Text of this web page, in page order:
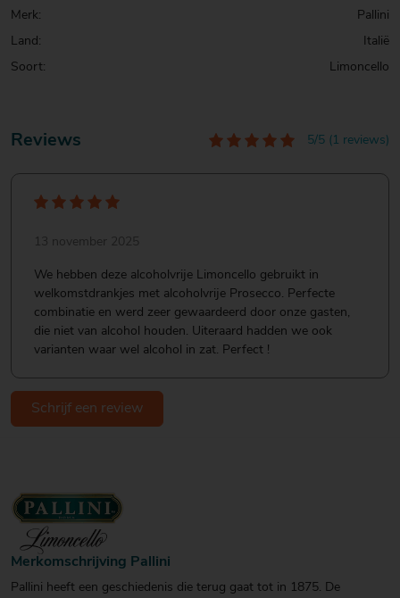
Reviews 5/5 (1 reviews)
13 november 2025
We hebben deze alcoholvrije Limoncello gebruikt in
welkomstdrankjes met alcoholvrije Prosecco. Perfecte
combinatie en werd zeer gewaardeerd door onze gasten,
die niet van alcohol houden. Uiteraard hadden we ook
varianten waar wel alcohol in zat. Perfect !
Schrijf een review
Merk:
Pallini
Land:
Italië
Soort:
Limoncello
Merkomschrijving Pallini
Pallini heeft een geschiedenis die terug gaat tot in 1875. De